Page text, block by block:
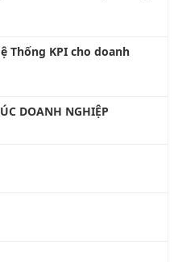
Thống KPI cho doanh
DOANH NGHIỆP